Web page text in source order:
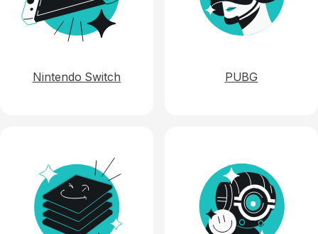
Nintendo Switch PUBG